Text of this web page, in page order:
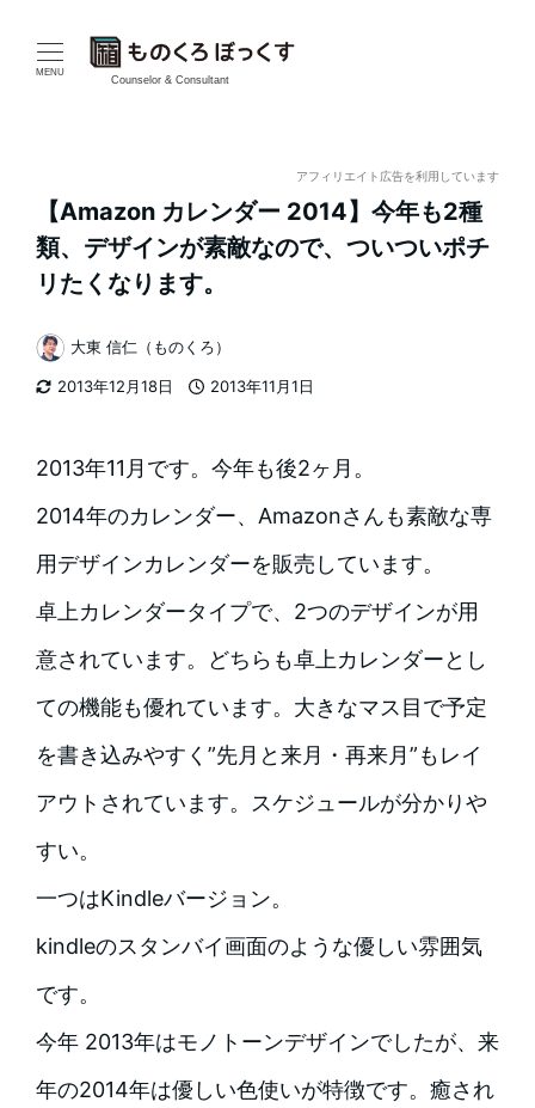
MENU
Counselor & Consultant
アフィリエイト広告を利用しています
【Amazon カレンダー 2014】今年も2種
類、デザインが素敵なので、ついついポチ
リたくなります。
2013年12月18日
2013年11月1日
著
者
大東 信仁（ものくろ）
2013年11月です。今年も後2ヶ月。
2014年のカレンダー、Amazonさんも素敵な専
用デザインカレンダーを販売しています。
卓上カレンダータイプで、2つのデザインが用
意されています。
どちらも卓上カレンダーとし
ての機能も優れています。大きなマス目で予定
を書き込みやすく”先月と来月・再来月”もレイ
アウトされています。スケジュールが分かりや
すい。
一つはKindleバージョン。
kindleのスタンバイ画面のような優しい雰囲気
です。
今年 2013年はモノトーンデザインでしたが、来
年の2014年は優しい色使いが特徴です。癒され